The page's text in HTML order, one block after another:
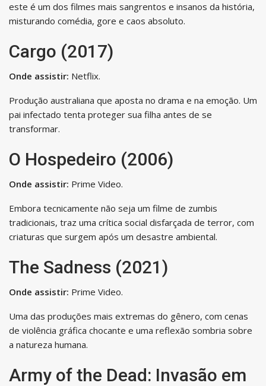
este é um dos filmes mais sangrentos e insanos da história,
misturando comédia, gore e caos absoluto.
Cargo (2017)
Onde assistir: Netflix.
Produção australiana que aposta no drama e na emoção. Um
pai infectado tenta proteger sua filha antes de se
transformar.
O Hospedeiro (2006)
Onde assistir: Prime Video.
Embora tecnicamente não seja um filme de zumbis
tradicionais, traz uma crítica social disfarçada de terror, com
criaturas que surgem após um desastre ambiental.
The Sadness (2021)
Onde assistir: Prime Video.
Uma das produções mais extremas do gênero, com cenas
de violência gráfica chocante e uma reflexão sombria sobre
a natureza humana.
Army of the Dead: Invasão em